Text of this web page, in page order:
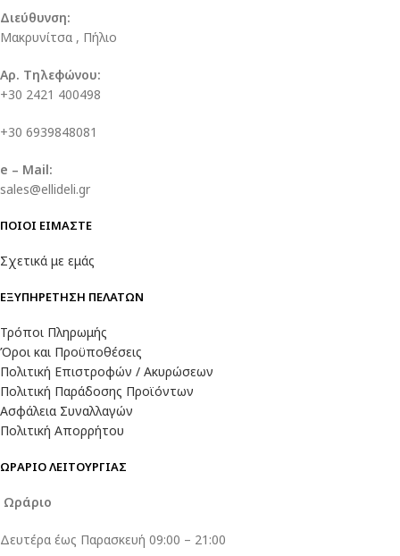
Διεύθυνση:
Μακρυνίτσα , Πήλιο
Αρ. Τηλεφώνου:
+30 2421 400498
+30 6939848081
e – Mail:
sales@ellideli.gr
ΠΟΙΟΙ ΕΙΜΑΣΤΕ
Σχετικά με εμάς
ΕΞΥΠΗΡΕΤΗΣΗ ΠΕΛΑΤΩΝ
Τρόποι Πληρωμής
Όροι και Προϋποθέσεις
Πολιτική Επιστροφών / Ακυρώσεων
Πολιτική Παράδοσης Προϊόντων
Ασφάλεια Συναλλαγών
Πολιτική Απορρήτου
ΩΡΑΡΙΟ ΛΕΙΤΟΥΡΓΙΑΣ
Ωράριο
Δευτέρα έως Παρασκευή 09:00 – 21:00